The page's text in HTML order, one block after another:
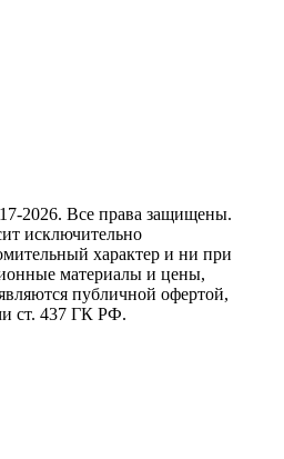
2026. Все права защищены.
исключительно
характер и ни при
материалы и цены,
публичной офертой,
ст. 437 ГК РФ.